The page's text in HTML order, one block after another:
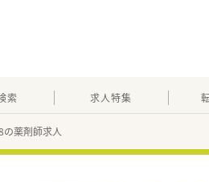
索 求人特集
の薬剤師求人